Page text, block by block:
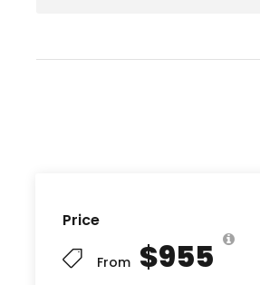
Price
From $955